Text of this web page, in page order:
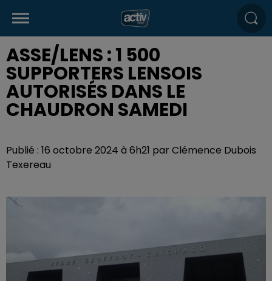
ASSE/LENS : 1 500
SUPPORTERS LENSOIS
AUTORISÉS DANS LE
CHAUDRON SAMEDI
Publié : 16 octobre 2024 à 6h21 par Clémence Dubois
Texereau